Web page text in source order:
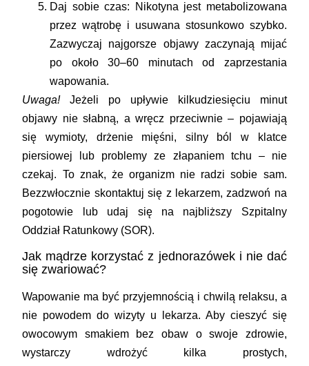
Daj sobie czas: Nikotyna jest metabolizowana
przez wątrobę i usuwana stosunkowo szybko.
Zazwyczaj najgorsze objawy zaczynają mijać
po około 30–60 minutach od zaprzestania
wapowania.
Uwaga!Jeżeli po upływie kilkudziesięciu minut
objawy nie słabną, a wręcz przeciwnie – pojawiają
się wymioty, drżenie mięśni, silny ból w klatce
piersiowej lub problemy ze złapaniem tchu – nie
czekaj. To znak, że organizm nie radzi sobie sam.
Bezzwłocznie skontaktuj się z lekarzem, zadzwoń na
pogotowie lub udaj się na najbliższy Szpitalny
Oddział Ratunkowy (SOR).
Jak mądrze korzystać z jednorazówek i nie dać
się zwariować?
Wapowanie ma być przyjemnością i chwilą relaksu, a
nie powodem do wizyty u lekarza. Aby cieszyć się
owocowym smakiem bez obaw o swoje zdrowie,
wystarczy wdrożyć kilka prostych,